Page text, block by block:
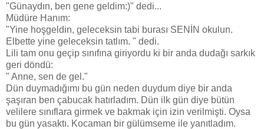
"Günaydın, ben gene geldim:)" dedi...
Müdüre Hanım:
"Yine hoşgeldin, geleceksin tabi burası SENİN okulun.
Elbette yine geleceksin tatlım. " dedi.
Lili tam onu geçip sınıfına giriyordu ki bir anda dudağı sarkık
geri döndü:
" Anne, sen de gel."
Dün duymadığımı bu gün neden duydum diye bir anda
şaşıran ben çabucak hatırladım. Dün ilk gün diye bütün
velilere sınıflara girmek ve bakmak için izin verilmişti. Oysa
bu gün yasaktı. Kocaman bir gülümseme ile yanıtladım.